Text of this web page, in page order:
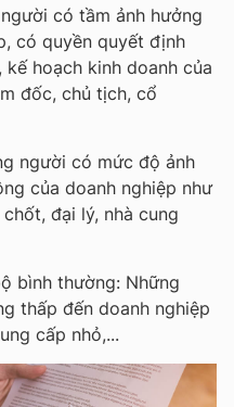
có tầm ảnh hưởng
có quyền quyết định
kế hoạch kinh doanh của
đốc, chủ tịch, cổ
người có mức độ ảnh
của doanh nghiệp như
đại lý, nhà cung
bình thường: Những
thấp đến doanh nghiệp
cấp nhỏ,...